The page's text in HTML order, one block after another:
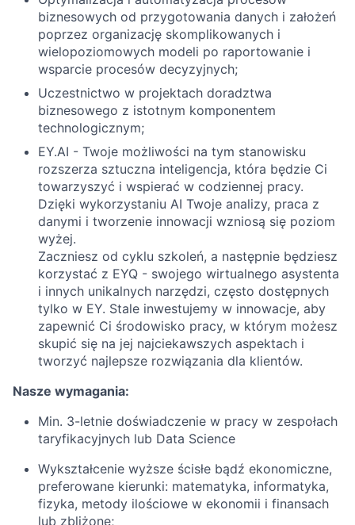
biznesowych od przygotowania danych i założeń
poprzez organizację skomplikowanych i
wielopoziomowych modeli po raportowanie i
wsparcie procesów decyzyjnych;
Uczestnictwo w projektach doradztwa
biznesowego z istotnym komponentem
technologicznym;
EY.AI - Twoje możliwości na tym stanowisku
rozszerza sztuczna inteligencja, która będzie Ci
towarzyszyć i wspierać w codziennej pracy.
Dzięki wykorzystaniu AI Twoje analizy, praca z
danymi i tworzenie innowacji wzniosą się poziom
wyżej.
Zaczniesz od cyklu szkoleń, a następnie będziesz
korzystać z EYQ - swojego wirtualnego asystenta
i innych unikalnych narzędzi, często dostępnych
tylko w EY. Stale inwestujemy w innowacje, aby
zapewnić Ci środowisko pracy, w którym możesz
skupić się na jej najciekawszych aspektach i
tworzyć najlepsze rozwiązania dla klientów.
Nasze wymagania:
Min. 3-letnie doświadczenie w pracy w zespołach
taryfikacyjnych lub Data Science
Wykształcenie wyższe ścisłe bądź ekonomiczne,
preferowane kierunki: matematyka, informatyka,
fizyka, metody ilościowe w ekonomii i finansach
lub zbliżone;